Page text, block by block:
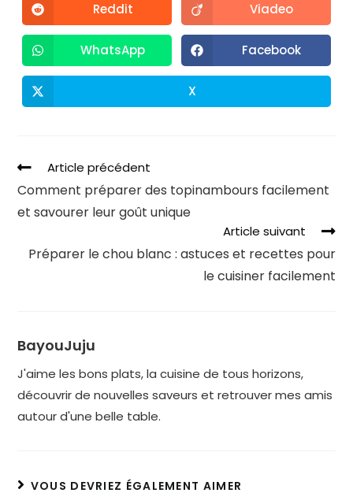
Reddit Viadeo
WhatsApp Facebook
X
Article précédent
Comment préparer des topinambours facilement
et savourer leur goût unique
Article suivant
Préparer le chou blanc : astuces et recettes pour
le cuisiner facilement
BayouJuju
J'aime les bons plats, la cuisine de tous horizons,
découvrir de nouvelles saveurs et retrouver mes amis
autour d'une belle table.
VOUS DEVRIEZ ÉGALEMENT AIMER